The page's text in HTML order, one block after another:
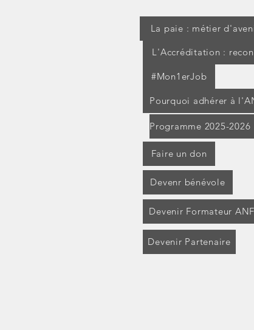
La paie : métier
L'Accréditation :
#Mon1erJob
Pourquoi adhérer à
Programme 2025-2026
Faire un don
Devenr bénévole
Devenir Formateur
Devenir Partenaire